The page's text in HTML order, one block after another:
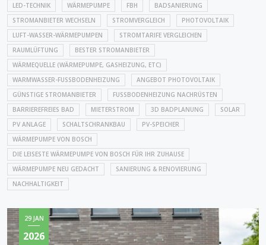
LED-TECHNIK
WÄRMEPUMPE FBH
BADSANIERUNG
STROMANBIETER WECHSELN
STROMVERGLEICH
PHOTOVOLTAIK
LUFT-WASSER-WÄRMEPUMPEN
STROMTARIFE VERGLEICHEN
RAUMLÜFTUNG
BESTER STROMANBIETER
WÄRMEQUELLE (WÄRMEPUMPE, GASHEIZUNG, ETC)
WARMWASSER-FUSSBODENHEIZUNG
ANGEBOT PHOTOVOLTAIK
GÜNSTIGE STROMANBIETER
FUSSBODENHEIZUNG NACHRÜSTEN
BARRIEREFREIES BAD
MIETERSTROM 3D BADPLANUNG
SOLAR
PV ANLAGE
SCHALTSCHRANKBAU
PV-SPEICHER
WÄRMEPUMPE VON BOSCH
DIE LEISESTE WÄRMEPUMPE VON BOSCH FÜR IHR ZUHAUSE
WÄRMEPUMPE NEU GEDACHT
SANIERUNG & RENOVIERUNG
NACHHALTIGKEIT
29 JAN
2026